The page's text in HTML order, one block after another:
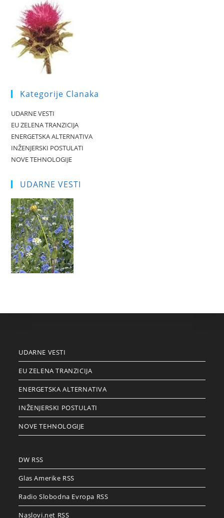
Kategorije Clanaka
UDARNE VESTI
EU ZELENA TRANZICIJA
ENERGETSKA ALTERNATIVA
INŽENJERSKI POSTULATI
NOVE TEHNOLOGIJE
UDARNE VESTI
UDARNE VESTI
EU ZELENA TRANZICIJA
ENERGETSKA ALTERNATIVA
INŽENJERSKI POSTULATI
NOVE TEHNOLOGIJE
DW RSS
Glas Amerike RSS
Radio Slobodna Evropa RSS
Naslovi.net RSS